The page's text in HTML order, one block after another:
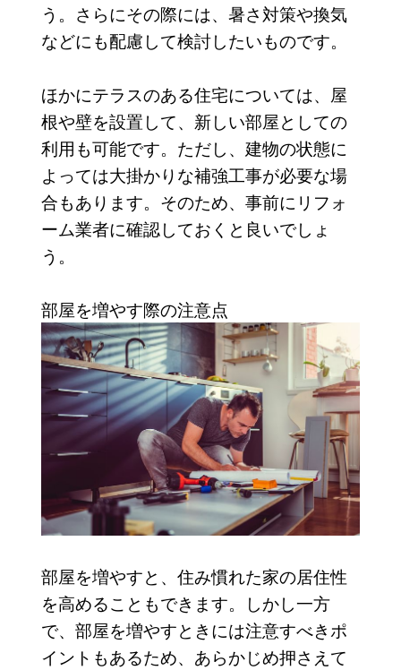
う。さらにその際には、暑さ対策や換気
などにも配慮して検討したいものです。
ほかにテラスのある住宅については、屋
根や壁を設置して、新しい部屋としての
利用も可能です。ただし、建物の状態に
よっては大掛かりな補強工事が必要な場
合もあります。そのため、事前にリフォ
ーム業者に確認しておくと良いでしょ
う。
部屋を増やす際の注意点
部屋を増やすと、住み慣れた家の居住性
を高めることもできます。しかし一方
で、部屋を増やすときには注意すべきポ
イントもあるため、あらかじめ押さえて